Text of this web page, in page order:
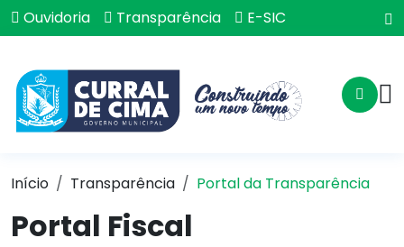
Ouvidoria Transparência E-SIC
Início Transparência Portal da Transparência
Portal Fiscal